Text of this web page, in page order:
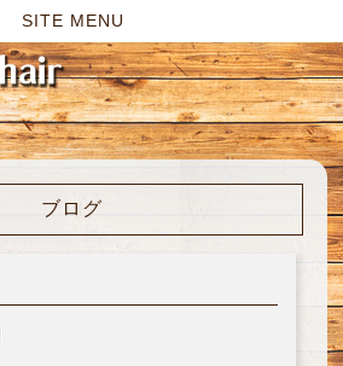
SITE MENU
ブログ